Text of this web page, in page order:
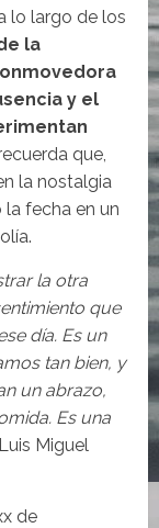
lo largo de los
la
y el
que,
la nostalgia
fecha en un
la otra
que
día. Es un
tan bien, y
un abrazo,
Es una
Miguel
de